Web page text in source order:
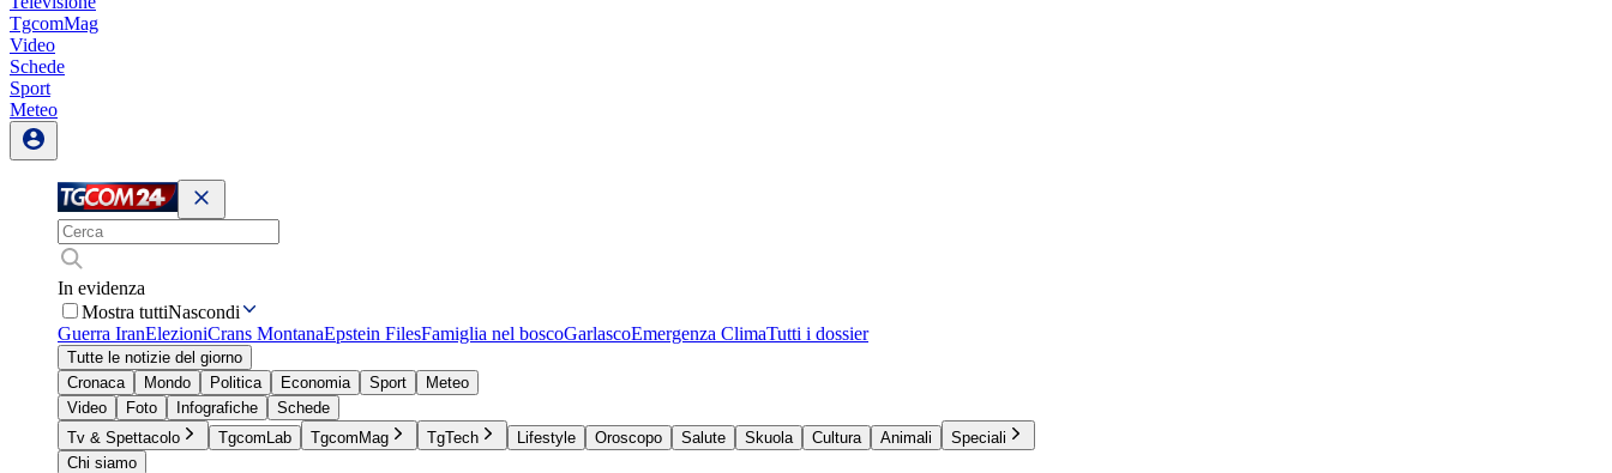
TgcomMag
Video
Schede
Sport
Meteo
In evidenza
Mostra tuttiNascondi
Guerra IranElezioniCrans MontanaEpstein FilesFamiglia nel boscoGarlascoEmergenza ClimaTutti i dossier
Tutte le notizie del giorno
Cronaca
Mondo Politica Economia Sport
Meteo
Video
Foto Infografiche
Schede
Tv & Spettacolo
TgcomLab TgcomMag TgTech Lifestyle Oroscopo Salute Skuola Cultura Animali
Speciali
Chi siamo